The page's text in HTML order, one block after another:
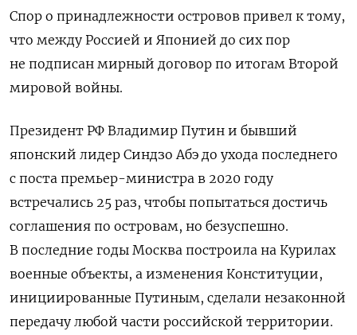
Спор о принадлежности островов привел к тому,
что между Россией и Японией до сих пор
не подписан мирный договор по итогам Второй
мировой войны.
Президент РФ Владимир Путин и бывший
японский лидер Синдзо Абэ до ухода последнего
с поста премьер-министра в 2020 году
встречались 25 раз, чтобы попытаться достичь
соглашения по островам, но безуспешно.
В последние годы Москва построила на Курилах
военные объекты, а изменения Конституции,
инициированные Путиным, сделали незаконной
передачу любой части российской территории.